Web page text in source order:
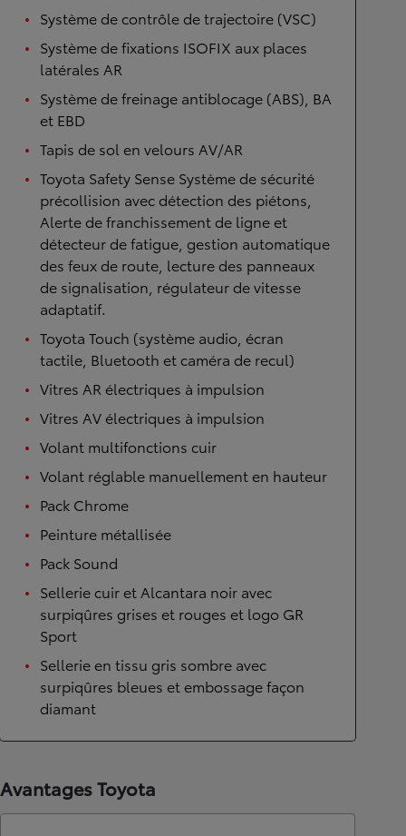
Système de contrôle de trajectoire (VSC)
Système de fixations ISOFIX aux places
latérales AR
Système de freinage antiblocage (ABS), BA
et EBD
Tapis de sol en velours AV/AR
Toyota Safety Sense Système de sécurité
précollision avec détection des piétons,
Alerte de franchissement de ligne et
détecteur de fatigue, gestion automatique
des feux de route, lecture des panneaux
de signalisation, régulateur de vitesse
adaptatif.
Toyota Touch (système audio, écran
tactile, Bluetooth et caméra de recul)
Vitres AR électriques à impulsion
Vitres AV électriques à impulsion
Volant multifonctions cuir
Volant réglable manuellement en hauteur
Pack Chrome
Peinture métallisée
Pack Sound
Sellerie cuir et Alcantara noir avec
surpiqûres grises et rouges et logo GR
Sport
Sellerie en tissu gris sombre avec
surpiqûres bleues et embossage façon
diamant
Avantages Toyota